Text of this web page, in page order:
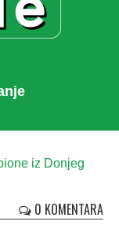
0 KOMENTARA